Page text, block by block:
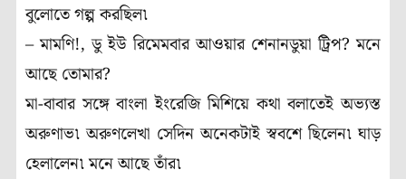
বুলোতে গল্প করছিল৷
– মামণি!, ডু ইউ রিমেমবার আওয়ার শেনানডুয়া ট্রিপ? মনে
আছে তোমার?
মা-বাবার সঙ্গে বাংলা ইংরেজি মিশিয়ে কথা বলাতেই অভ্যস্ত
অরুণাভ৷ অরুণলেখা সেদিন অনেকটাই স্ববশে ছিলেন৷ ঘাড়
হেলালেন৷ মনে আছে তাঁর৷